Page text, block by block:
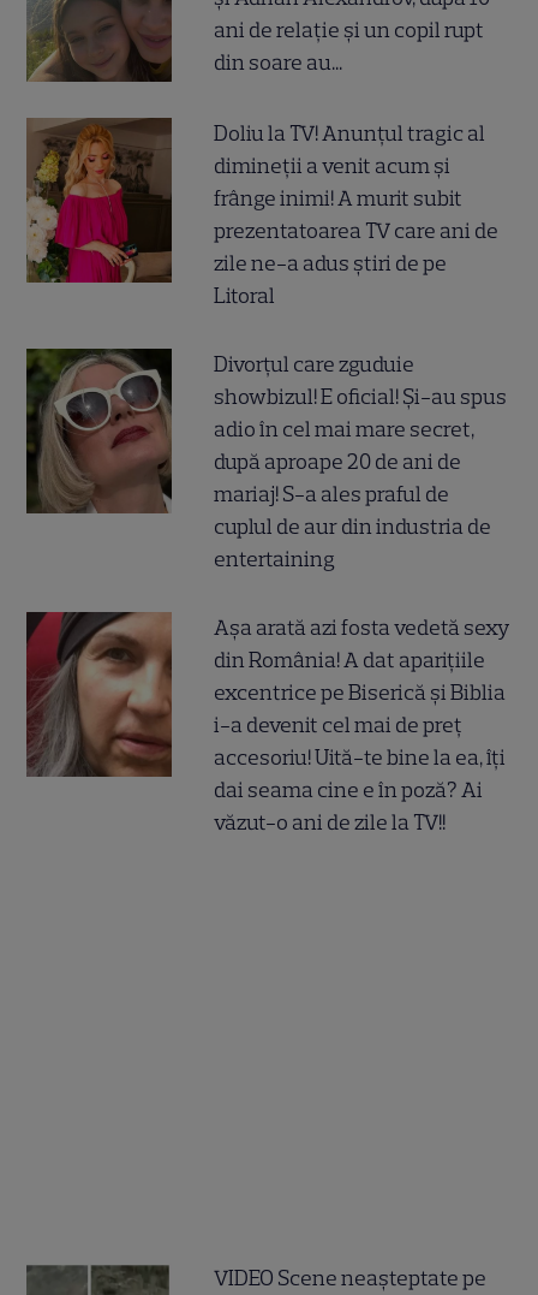
ani de relație și un copil rupt
din soare au...
Doliu la TV! Anunțul tragic al
dimineții a venit acum și
frânge inimi! A murit subit
prezentatoarea TV care ani de
zile ne-a adus știri de pe
Litoral
Divorțul care zguduie
showbizul! E oficial! Și-au spus
adio în cel mai mare secret,
după aproape 20 de ani de
mariaj! S-a ales praful de
cuplul de aur din industria de
entertaining
Așa arată azi fosta vedetă sexy
din România! A dat aparițiile
excentrice pe Biserică și Biblia
i-a devenit cel mai de preț
accesoriu! Uită-te bine la ea, îți
dai seama cine e în poză? Ai
văzut-o ani de zile la TV!!
VIDEO Scene neașteptate pe